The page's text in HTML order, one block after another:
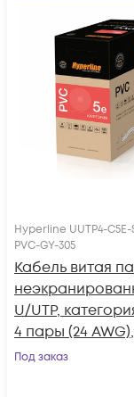
Hyperline UUTP4-C5E-
PVC-GY-305
Кабель витая
U/UTP,
4 пары (24 AWG),
одножильный
Под заказ